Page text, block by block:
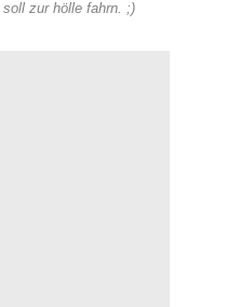
zur hölle fahrn. ;)